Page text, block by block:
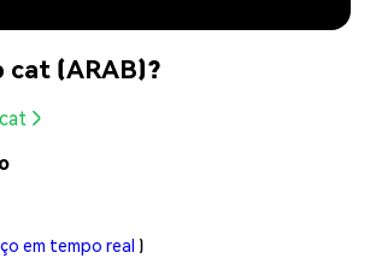
cat (ARAB)?
em tempo real )